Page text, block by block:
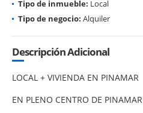
Tipo de inmueble: Local
Tipo de negocio: Alquiler
Descripción Adicional
LOCAL + VIVIENDA EN PINAMAR
EN PLENO CENTRO DE PINAMAR